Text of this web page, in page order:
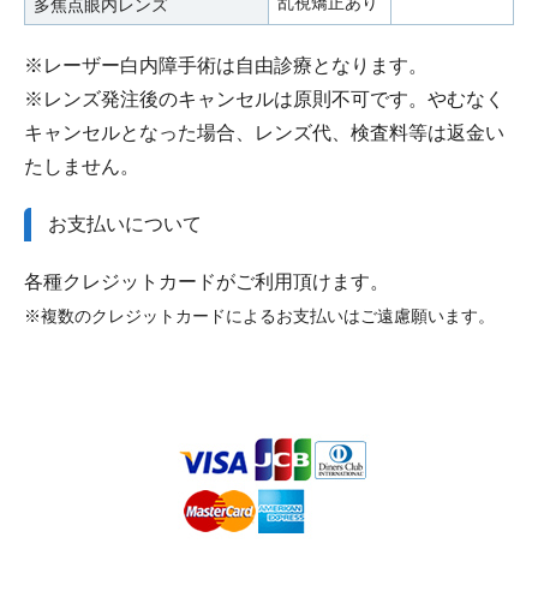
多焦点眼内レンズ
※レーザー白内障手術は自由診療となります。
※レンズ発注後のキャンセルは原則不可です。やむなく
キャンセルとなった場合、レンズ代、検査料等は返金い
たしません。
お支払いについて
各種クレジットカードがご利用頂けます。
※複数のクレジットカードによるお支払いはご遠慮願います。